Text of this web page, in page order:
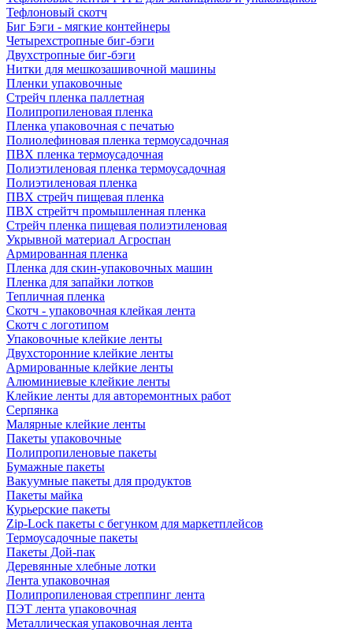
Тефлоновый скотч
Биг Бэги - мягкие контейнеры
Четырехстропные биг-бэги
Двухстропные биг-бэги
Нитки для мешкозашивочной машины
Пленки упаковочные
Стрейч пленка паллетная
Полипропиленовая пленка
Пленка упаковочная с печатью
Полиолефиновая пленка термоусадочная
ПВХ пленка термоусадочная
Полиэтиленовая пленка термоусадочная
Полиэтиленовая пленка
ПВХ стрейч пищевая пленка
ПВХ стрейтч промышленная пленка
Стрейч пленка пищевая полиэтиленовая
Укрывной материал Агроспан
Армированная пленка
Пленка для скин-упаковочных машин
Пленка для запайки лотков
Тепличная пленка
Скотч - упаковочная клейкая лента
Скотч с логотипом
Упаковочные клейкие ленты
Двухсторонние клейкие ленты
Армированные клейкие ленты
Алюминиевые клейкие ленты
Клейкие ленты для авторемонтных работ
Серпянка
Малярные клейкие ленты
Пакеты упаковочные
Полипропиленовые пакеты
Бумажные пакеты
Вакуумные пакеты для продуктов
Пакеты майка
Курьерские пакеты
Zip-Lock пакеты с бегунком для маркетплейсов
Термоусадочные пакеты
Пакеты Дой-пак
Деревянные хлебные лотки
Лента упаковочная
Полипропиленовая стреппинг лента
ПЭТ лента упаковочная
Металлическая упаковочная лента